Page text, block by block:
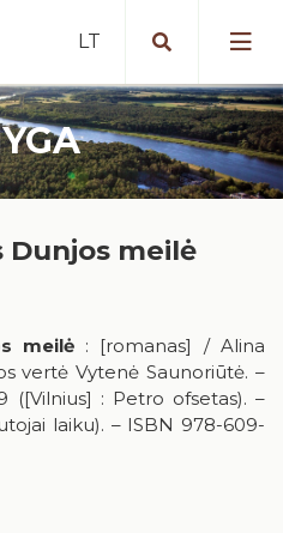
(2025 m. )
Lietuvos periodinės
bazė
apdovanojimams
katalogas
abonementas
sukaktys
Birštono praeities
fondas
Dunjos meilė
meilė: [romanas] / Alina
vertė Vytenė Saunoriūtė. –
([Vilnius] : Petro ofsetas). –
laiku). – ISBN 978-609-